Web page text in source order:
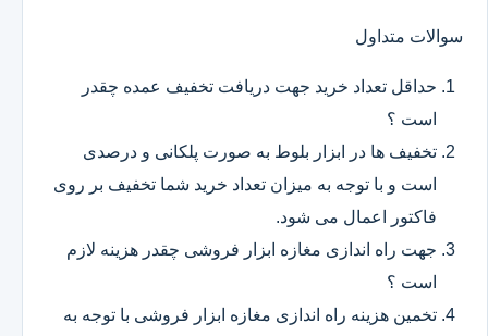
سوالات متداول
حداقل تعداد خرید جهت دریافت تخفیف عمده چقدر
است ؟
تخفیف ها در ابزار بلوط به صورت پلکانی و درصدی
است و با توجه به میزان تعداد خرید شما تخفیف بر روی
فاکتور اعمال می شود.
جهت راه اندازی مغازه ابزار فروشی چقدر هزینه لازم
است ؟
تخمین هزینه راه اندازی مغازه ابزار فروشی با توجه به